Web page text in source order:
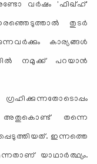
രണ്ടോ വര്‍ഷം 'ഫിഖ്ഹ്'
തുടര്‍
കാര്യങ്ങള്‍
നമുക്ക് പറയാന്‍
അതുകൊണ്ട് തന്നെ
ഇന്നത്തെ
യാഥാര്‍ത്ഥ്യം.